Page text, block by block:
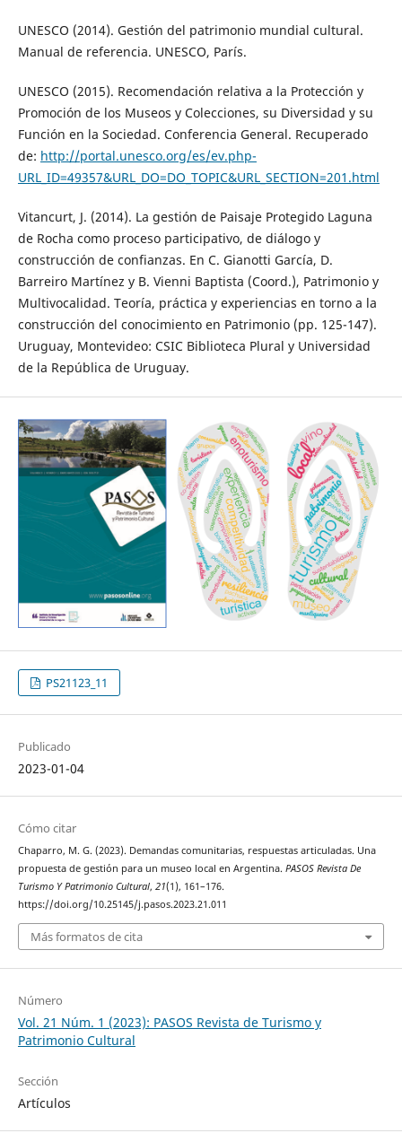
UNESCO (2014). Gestión del patrimonio mundial cultural.
Manual de referencia. UNESCO, París.
UNESCO (2015). Recomendación relativa a la Protección y
Promoción de los Museos y Colecciones, su Diversidad y su
Función en la Sociedad. Conferencia General. Recuperado
de: http://portal.unesco.org/es/ev.php-
URL_ID=49357&URL_DO=DO_TOPIC&URL_SECTION=201.html
Vitancurt, J. (2014). La gestión de Paisaje Protegido Laguna
de Rocha como proceso participativo, de diálogo y
construcción de confianzas. En C. Gianotti García, D.
Barreiro Martínez y B. Vienni Baptista (Coord.), Patrimonio y
Multivocalidad. Teoría, práctica y experiencias en torno a la
construcción del conocimiento en Patrimonio (pp. 125-147).
Uruguay, Montevideo: CSIC Biblioteca Plural y Universidad
de la República de Uruguay.
PS21123_11
Publicado
2023-01-04
Cómo citar
Chaparro, M. G. (2023). Demandas comunitarias, respuestas articuladas. Una
propuesta de gestión para un museo local en Argentina. PASOS Revista De
Turismo Y Patrimonio Cultural, 21(1), 161–176.
https://doi.org/10.25145/j.pasos.2023.21.011
Más formatos de cita
Número
Vol. 21 Núm. 1 (2023): PASOS Revista de Turismo y
Patrimonio Cultural
Sección
Artículos